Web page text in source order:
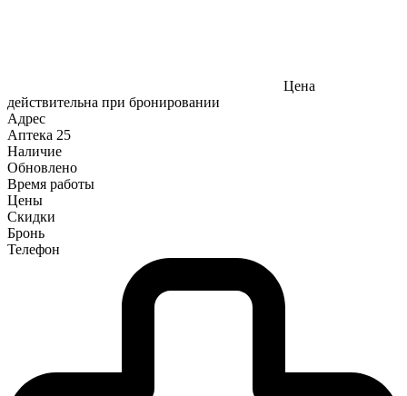
Цена
действительна при бронировании
Адрес
Аптека 25
Наличие
Обновлено
Время работы
Цены
Скидки
Бронь
Телефон